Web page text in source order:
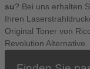
su? Bei uns erhalten
Ihren
Original Toner von
Revolution Alternative.